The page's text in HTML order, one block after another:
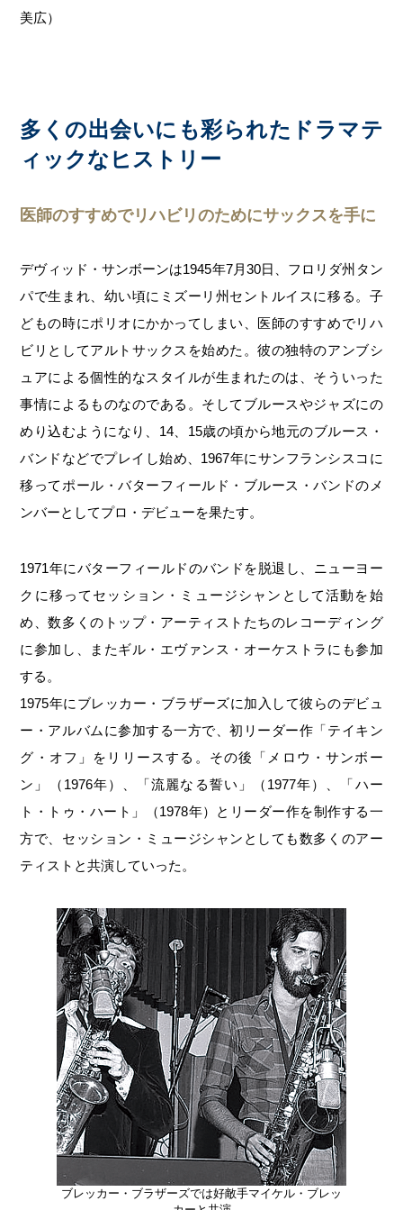
美広）
多くの出会いにも彩られたドラマテ
ィックなヒストリー
医師のすすめでリハビリのためにサックスを手に
デヴィッド・サンボーンは1945年7月30日、フロリダ州タン
パで生まれ、幼い頃にミズーリ州セントルイスに移る。子
どもの時にポリオにかかってしまい、医師のすすめでリハ
ビリとしてアルトサックスを始めた。彼の独特のアンブシ
ュアによる個性的なスタイルが生まれたのは、そういった
事情によるものなのである。そしてブルースやジャズにの
めり込むようになり、14、15歳の頃から地元のブルース・
バンドなどでプレイし始め、1967年にサンフランシスコに
移ってポール・バターフィールド・ブルース・バンドのメ
ンバーとしてプロ・デビューを果たす。
1971年にバターフィールドのバンドを脱退し、ニューヨー
クに移ってセッション・ミュージシャンとして活動を始
め、数多くのトップ・アーティストたちのレコーディング
に参加し、またギル・エヴァンス・オーケストラにも参加
する。
1975年にブレッカー・ブラザーズに加入して彼らのデビュ
ー・アルバムに参加する一方で、初リーダー作「テイキン
グ・オフ」をリリースする。その後「メロウ・サンボー
ン」（1976年）、「流麗なる誓い」（1977年）、「ハー
ト・トゥ・ハート」（1978年）とリーダー作を制作する一
方で、セッション・ミュージシャンとしても数多くのアー
ティストと共演していった。
ブレッカー・ブラザーズでは好敵手マイケル・ブレッ